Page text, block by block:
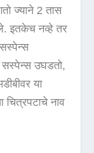
ज्याने 2 तास
इतकेच नव्हे तर
सस्पेन्स उघडतो,
या
नाव